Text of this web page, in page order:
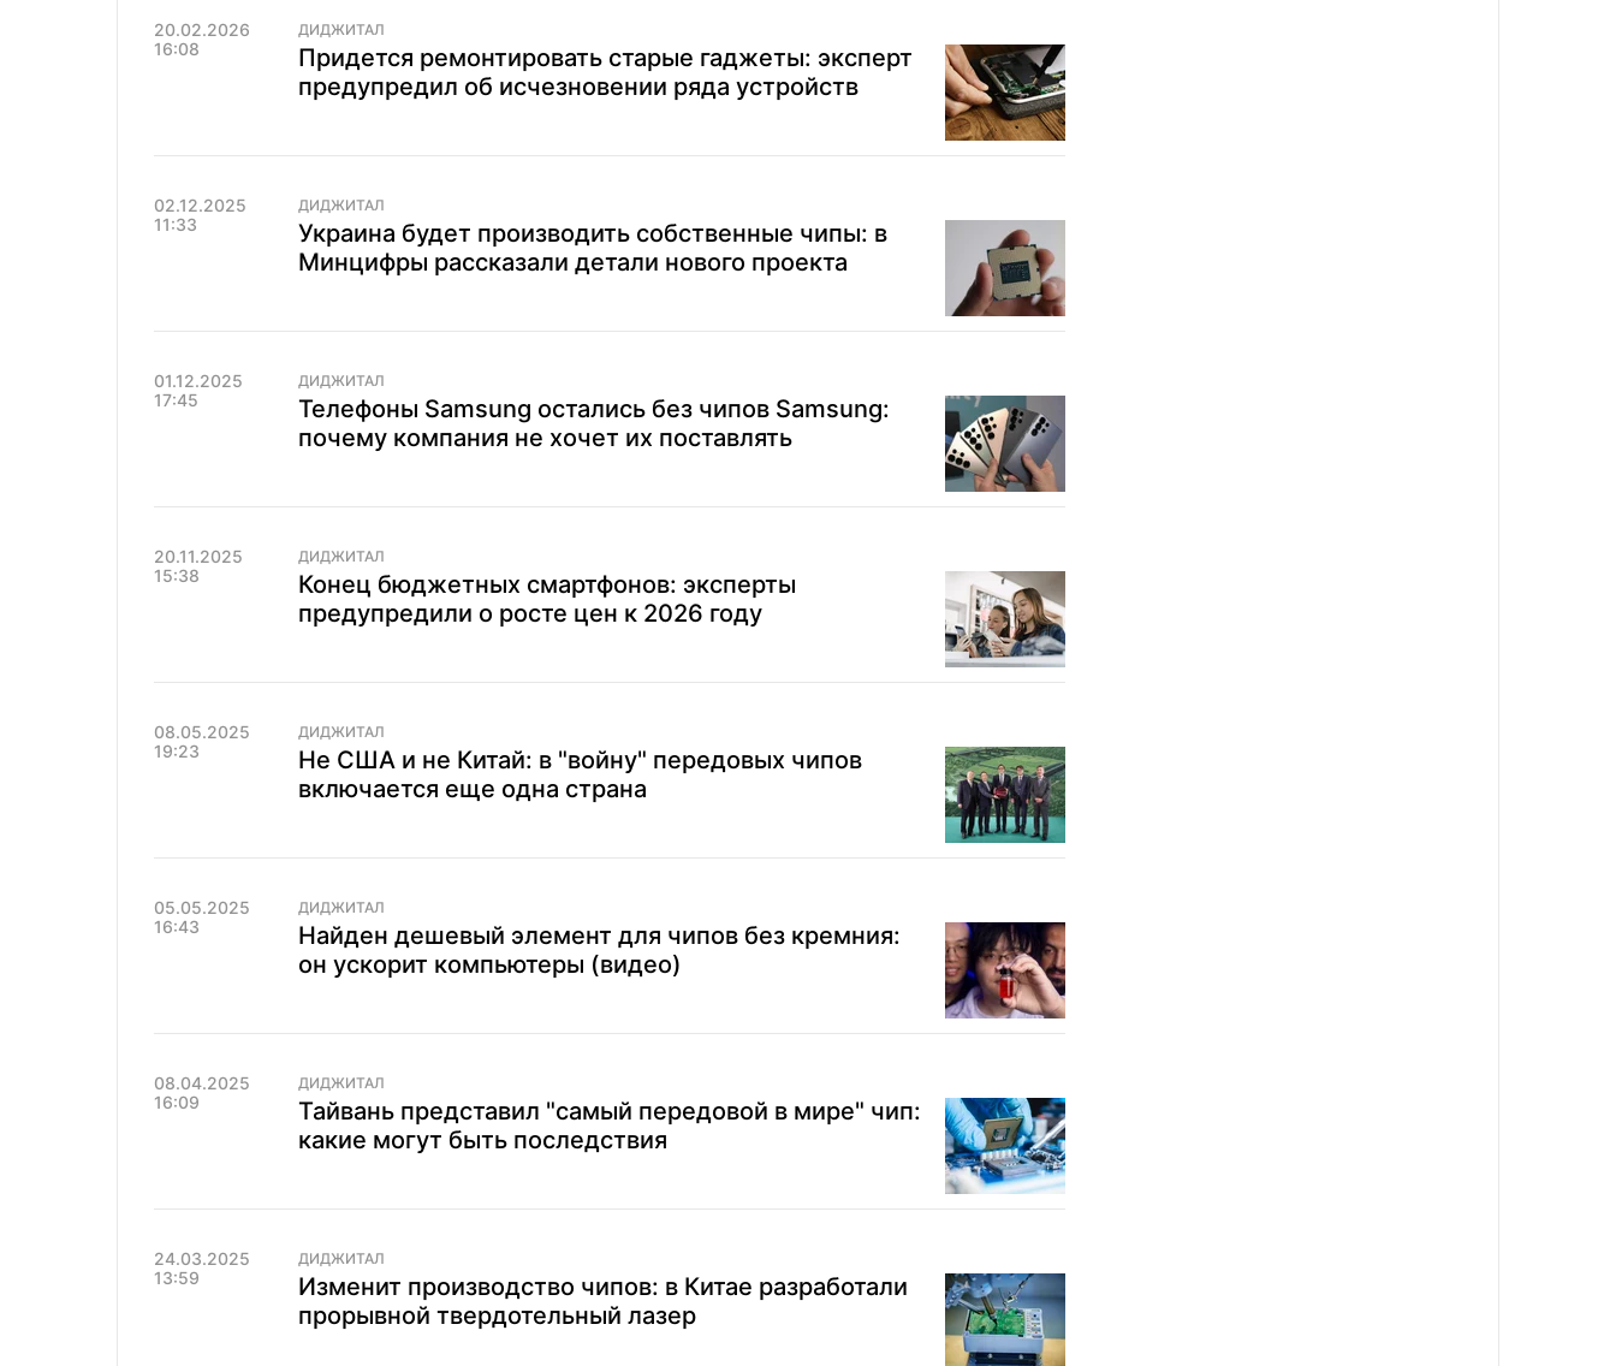
20.02.2026
16:08
ДИДЖИТАЛ
Придется ремонтировать старые гаджеты: эксперт
предупредил об исчезновении ряда устройств
02.12.2025
11:33
ДИДЖИТАЛ
Украина будет производить собственные чипы: в
Минцифры рассказали детали нового проекта
01.12.2025
17:45
ДИДЖИТАЛ
Телефоны Samsung остались без чипов Samsung:
почему компания не хочет их поставлять
20.11.2025
15:38
ДИДЖИТАЛ
Конец бюджетных смартфонов: эксперты
предупредили о росте цен к 2026 году
08.05.2025
19:23
ДИДЖИТАЛ
Не США и не Китай: в "войну" передовых чипов
включается еще одна страна
05.05.2025
16:43
ДИДЖИТАЛ
Найден дешевый элемент для чипов без кремния:
он ускорит компьютеры (видео)
08.04.2025
16:09
ДИДЖИТАЛ
Тайвань представил "самый передовой в мире" чип:
какие могут быть последствия
24.03.2025
13:59
ДИДЖИТАЛ
Изменит производство чипов: в Китае разработали
прорывной твердотельный лазер